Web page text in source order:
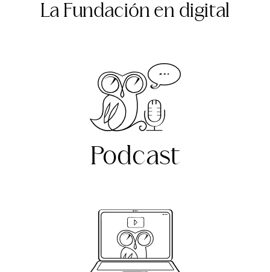
La Fundación en digital
Podcast